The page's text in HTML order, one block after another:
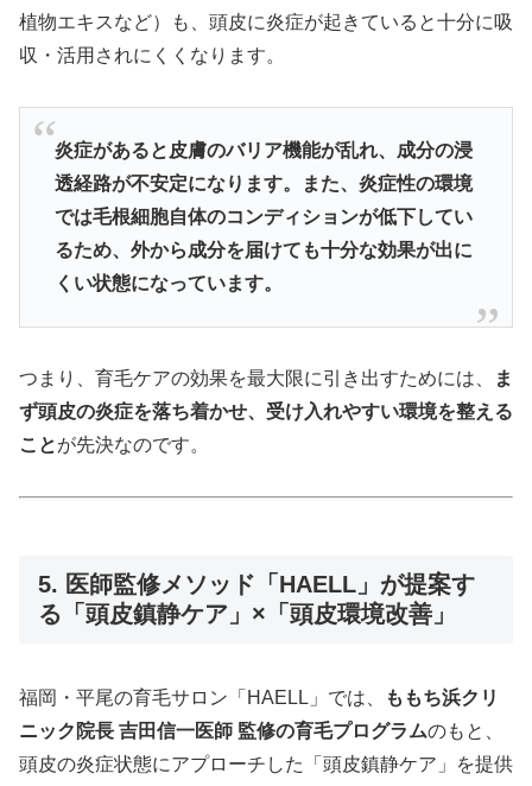
植物エキスなど）も、頭皮に炎症が起きていると十分に吸
収・活用されにくくなります。
炎症があると皮膚のバリア機能が乱れ、成分の浸
透経路が不安定になります。また、炎症性の環境
では毛根細胞自体のコンディションが低下してい
るため、外から成分を届けても十分な効果が出に
くい状態になっています。
つまり、育毛ケアの効果を最大限に引き出すためには、
ま
ず頭皮の炎症を落ち着かせ、受け入れやすい環境を整える
ことが先決なのです。
5. 医師監修メソッド「HAELL」が提案す
る「頭皮鎮静ケア」×「頭皮環境改善」
福岡・平尾の育毛サロン「HAELL」では、
ももち浜クリ
ニック院長 吉田信一医師 監修の育毛プログラムのもと、
頭皮の炎症状態にアプローチした「頭皮鎮静ケア」を提供